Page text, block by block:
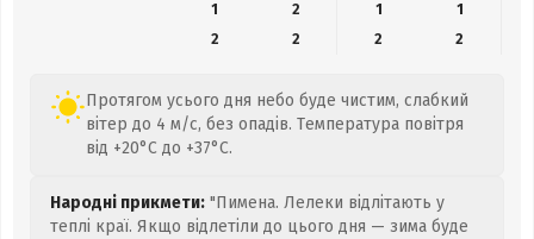
1
2 1
1
2
2 2 2
Протягом усього дня небо буде чистим, слабкий
вітер до 4 м/с, без опадів. Температура повітря
від +20°C до +37°C.
Народні прикмети: "Пимена. Лелеки відлітають у
теплі краї. Якщо відлетіли до цього дня — зима буде